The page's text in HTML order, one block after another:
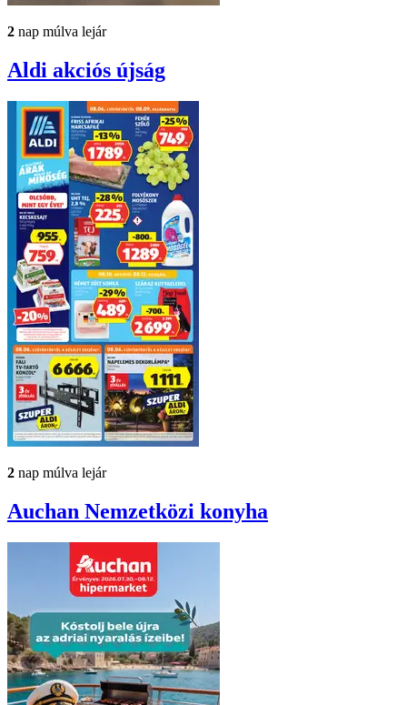
2 nap múlva lejár
Aldi akciós újság
2 nap múlva lejár
Auchan Nemzetközi konyha